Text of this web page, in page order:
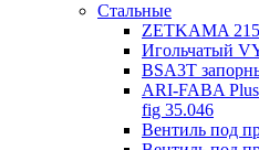
Стальные
ZETKAMA
Игольчатый
BSA3T
ARI-FABA
fig 35.046
Вентиль под